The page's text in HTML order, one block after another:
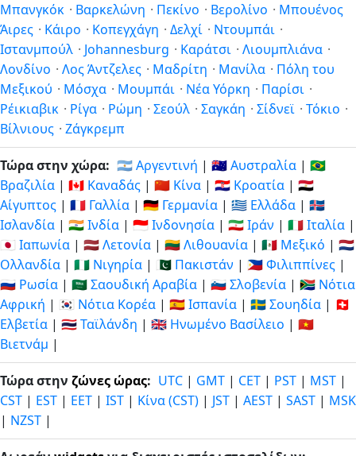
Μπανγκόκ · Βαρκελώνη · Πεκίνο · Βερολίνο · Μπουένος
Άιρες · Κάιρο · Κοπεγχάγη · Δελχί · Ντουμπάι ·
Ιστανμπούλ · Johannesburg · Καράτσι · Λιουμπλιάνα ·
Λονδίνο · Λος Άντζελες · Μαδρίτη · Μανίλα · Πόλη του
Μεξικού · Μόσχα · Μουμπάι · Νέα Υόρκη · Παρίσι ·
Ρέικιαβικ · Ρίγα · Ρώμη · Σεούλ · Σαγκάη · Σίδνεϊ · Τόκιο ·
Βίλνιους · Ζάγκρεμπ
Τώρα στην χώρα: 🇦🇷 Αργεντινή | 🇦🇺 Αυστραλία | 🇧🇷
Βραζιλία | 🇨🇦 Καναδάς | 🇨🇳 Κίνα | 🇭🇷 Κροατία | 🇪🇬
Αίγυπτος | 🇫🇷 Γαλλία | 🇩🇪 Γερμανία | 🇬🇷 Ελλάδα | 🇮🇸
Ισλανδία | 🇮🇳 Ινδία | 🇮🇩 Ινδονησία | 🇮🇷 Ιράν | 🇮🇹 Ιταλία |
🇯🇵 Ιαπωνία | 🇱🇻 Λετονία | 🇱🇹 Λιθουανία | 🇲🇽 Μεξικό | 🇳🇱
Ολλανδία | 🇳🇬 Νιγηρία | 🇵🇰 Πακιστάν | 🇵🇭 Φιλιππίνες |
🇷🇺 Ρωσία | 🇸🇦 Σαουδική Αραβία | 🇸🇮 Σλοβενία | 🇿🇦 Νότια
Αφρική | 🇰🇷 Νότια Κορέα | 🇪🇸 Ισπανία | 🇸🇪 Σουηδία | 🇨🇭
Ελβετία | 🇹🇭 Ταϊλάνδη | 🇬🇧 Ηνωμένο Βασίλειο | 🇻🇳
Βιετνάμ |
Τώρα στην ζώνες ώρας: UTC | GMT | CET | PST | MST |
CST | EST | EET | IST | Κίνα (CST) | JST | AEST | SAST | MSK
| NZST |